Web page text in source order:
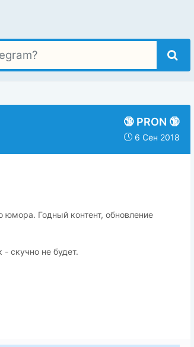
🔞 PRON 🔞
6 Сен 2018
Годный контент, обновление
скучно не будет.